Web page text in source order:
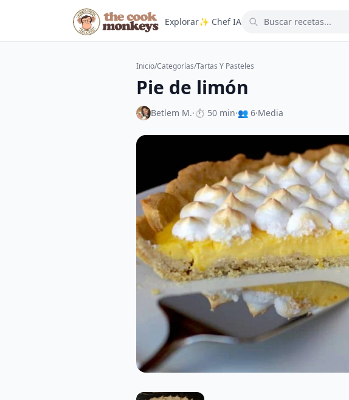
Explorar✨ Chef IA
Inicio/Categorías/Tartas Y Pasteles
Pie de limón
Betlem M.·⏱ 50 min·👥 6·Media